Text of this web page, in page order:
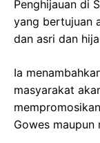
Penghijauan di
yang bertujuan
dan asri dan
Ia
masyarakat
Gowes maupun